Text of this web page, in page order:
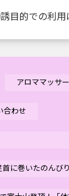
目的での利用
アロママッサ
合わせ
に巻いたのんび